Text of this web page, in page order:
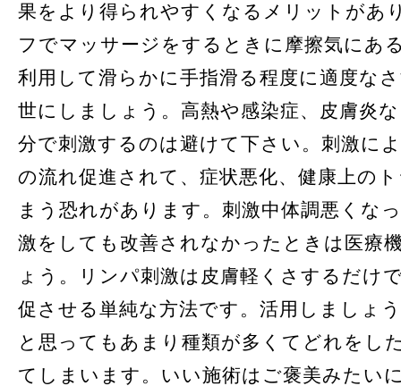
果をより得られやすくなるメリットがあ
フでマッサージをするときに摩擦気にあ
利用して滑らかに手指滑る程度に適度な
世にしましょう。高熱や感染症、皮膚炎
分で刺激するのは避けて下さい。刺激に
の流れ促進されて、症状悪化、健康上の
まう恐れがあります。刺激中体調悪くな
激をしても改善されなかったときは医療
ょう。リンパ刺激は皮膚軽くさするだけ
促させる単純な方法です。活用しましょ
と思ってもあまり種類が多くてどれをし
てしまいます。いい施術はご褒美みたい